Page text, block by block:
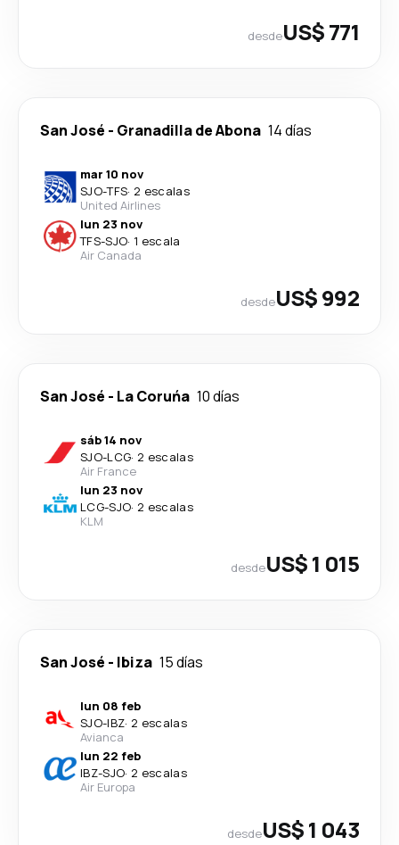
desdeUS$ 771
San José - Granadilla de Abona 14 días
mar 10 nov
SJO-TFS· 2 escalas
United Airlines
lun 23 nov
TFS-SJO· 1 escala
Air Canada
desdeUS$ 992
San José - La Coruńa 10 días
sáb 14 nov
SJO-LCG· 2 escalas
Air France
lun 23 nov
LCG-SJO· 2 escalas
KLM
desdeUS$ 1 015
San José - Ibiza 15 días
lun 08 feb
SJO-IBZ· 2 escalas
Avianca
lun 22 feb
IBZ-SJO· 2 escalas
Air Europa
desdeUS$ 1 043